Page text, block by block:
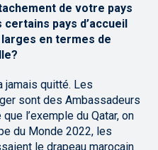
de votre pays
certains pays d’accueil
en termes de
jamais quitté. Les
sont des Ambassadeurs
l’exemple du Qatar, on
du Monde 2022, les
le drapeau marocain